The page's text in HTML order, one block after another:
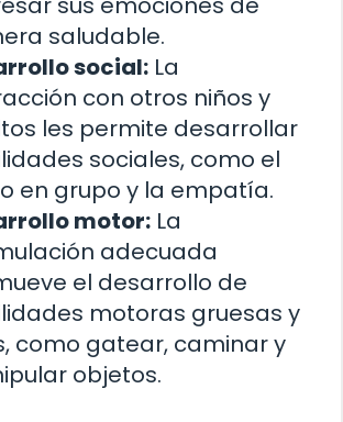
saludable.
social: La
con otros niños y
les permite desarrollar
sociales, como el
en grupo y la empatía.
motor: La
adecuada
el desarrollo de
motoras gruesas y
como gatear, caminar y
objetos.